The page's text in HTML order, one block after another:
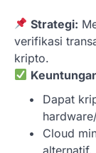
Strategi:
verifikasi
kripto.
Dapat
Cloud
alternatif.